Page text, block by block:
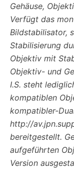
Gehäuse,
Verfügt das
Bildstabilisator,
Stabilisierung
Objektiv mit
Objektiv- und
I.S. steht
kompatiblen
kompatibler-
http://
bereitgestellt.
aufgeführten
Version